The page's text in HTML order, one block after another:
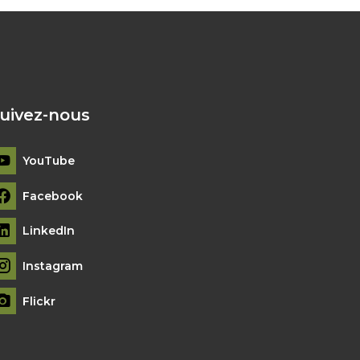
nous
YouTube
Facebook
LinkedIn
Instagram
Flickr